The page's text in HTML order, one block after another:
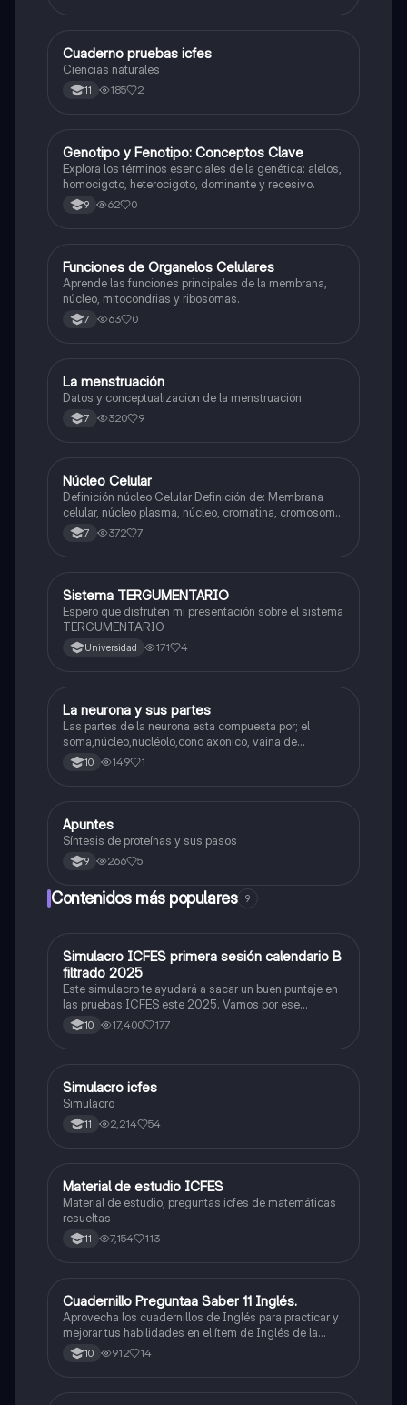
Biologia
Cuaderno pruebas icfes
Ciencias naturales
11 185 2
GBiologia
Genotipo y Fenotipo: Conceptos Clave
Explora los términos esenciales de la genética: alelos,
homocigoto, heterocigoto, dominante y recesivo.
9 62 0
FBiologia
Funciones de Organelos Celulares
Aprende las funciones principales de la membrana,
núcleo, mitocondrias y ribosomas.
7 63 0
Biologia
La menstruación
Datos y conceptualizacion de la menstruación
7 320 9
Biologia
Núcleo Celular
Definición núcleo Celular Definición de: Membrana
celular, núcleo plasma, núcleo, cromatina, cromosoma
Interfase Fases de la interfase
7 372 7
Biologia
Sistema TERGUMENTARIO
Espero que disfruten mi presentación sobre el sistema
TERGUMENTARIO
Universidad 171 4
Biologia
La neurona y sus partes
Las partes de la neurona esta compuesta por; el
soma,núcleo,nucléolo,cono axonico, vaina de
mielina,celula schwan,núcleo de schwann,nódulo de
Ranvier,terminal axonico Arborizacion terminal, botón
10 149 1
Biologia
Apuntes
Síntesis de proteínas y sus pasos
9 266 5
Contenidos más populares 9
ICFES: Matemáticas
Simulacro ICFES primera sesión calendario B
filtrado 2025
Este simulacro te ayudará a sacar un buen puntaje en
las pruebas ICFES este 2025. Vamos por ese
500/500. Y poder ser admitido en la universidad que
quieras, estudiar la carrera que quieres y no la que te
10 17,400 177
ICFES: Lectura Crítica
Simulacro icfes
Simulacro
11 2,214 54
ICFES: Matemáticas
Material de estudio ICFES
Material de estudio, preguntas icfes de matemáticas
resueltas
11 7,154 113
ICFES: Inglés
Cuadernillo Preguntaa Saber 11 Inglés.
Aprovecha los cuadernillos de Inglés para practicar y
mejorar tus habilidades en el ítem de Inglés de la
Prueba Saber 11. 🫡
10 912 14